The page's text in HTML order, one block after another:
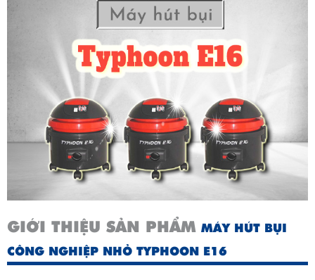
GIỚI THIỆU SẢN PHẨM MÁY HÚT BỤI
CÔNG NGHIỆP NHỎ TYPHOON E16